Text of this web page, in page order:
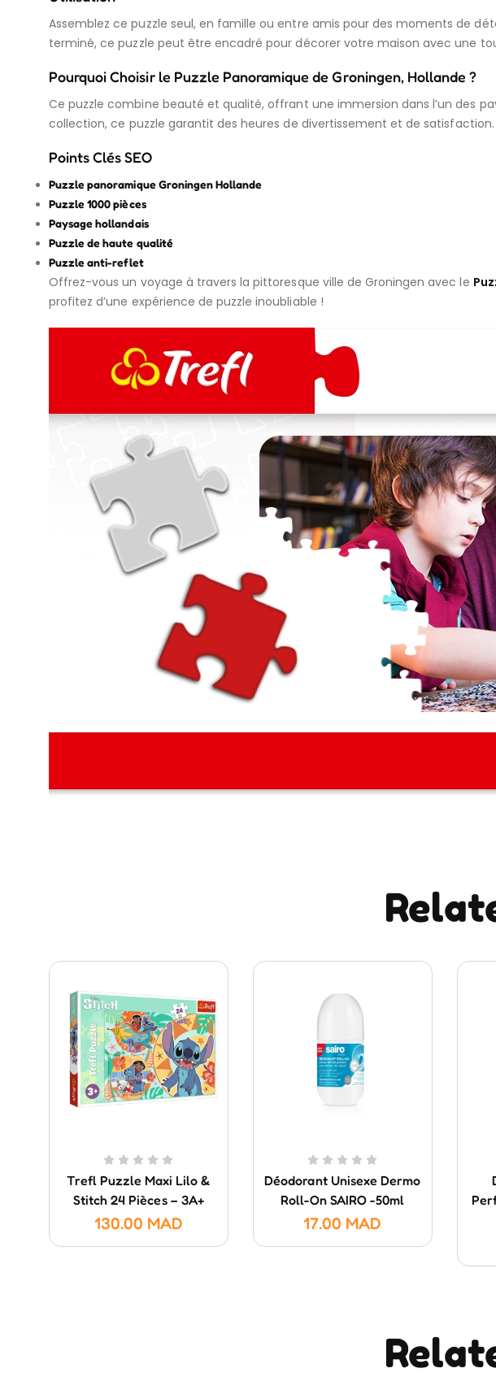
Assemblez ce puzzle seul, en famille ou entre amis pour des moments de
terminé, ce puzzle peut être encadré pour décorer votre maison avec une
Pourquoi Choisir le Puzzle Panoramique de Groningen, Hollande ?
Ce puzzle combine beauté et qualité, offrant une immersion dans l’un des
collection, ce puzzle garantit des heures de divertissement et de satisfaction.
Points Clés SEO
Puzzle panoramique Groningen Hollande
Puzzle 1000 pièces
Paysage hollandais
Puzzle de haute qualité
Puzzle anti-reflet
Offrez-vous un voyage à travers la pittoresque ville de Groningen avec le
profitez d’une expérience de puzzle inoubliable !
Trefl Puzzle Maxi Lilo &
Stitch 24 Pièces – 3A+
130.00 MAD
Déodorant Unisexe Dermo
Roll-On SAIRO -50ml
17.00 MAD